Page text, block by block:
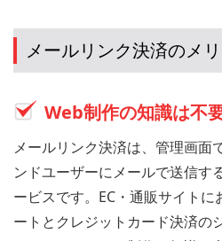
メールリンク決済のメ
Web制作の知識は不
メールリンク決済は、管理画面
ンドユーザーにメールで送信す
ービスです。EC・通販サイト
ートとクレジットカード決済の